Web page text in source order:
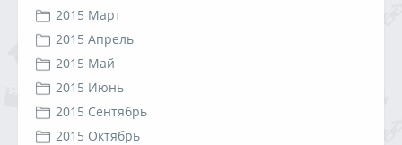
2015 Март
2015 Апрель
2015 Май
2015 Июнь
2015 Сентябрь
2015 Октябрь